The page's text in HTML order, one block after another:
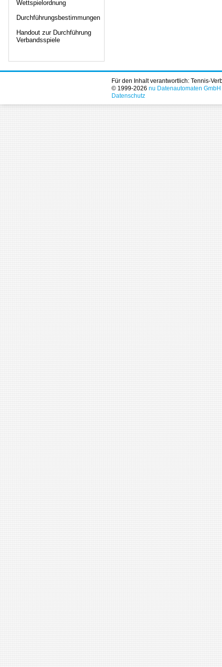
Wettspielordnung
Durchführungsbestimmungen
Handout zur Durchführung
Verbandsspiele
Für den Inhalt verantwortlich: Tennis-
© 1999-2026 nu Datenautomaten
Datenschutz